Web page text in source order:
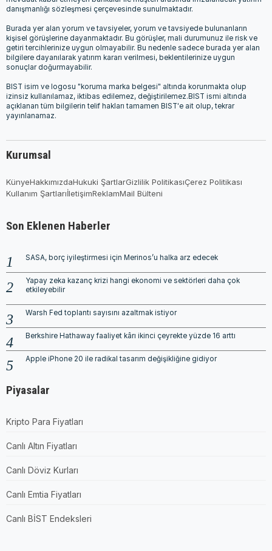
danışmanlığı sözleşmesi çerçevesinde sunulmaktadır.
Burada yer alan yorum ve tavsiyeler, yorum ve tavsiyede bulunanların
kişisel görüşlerine dayanmaktadır. Bu görüşler, mali durumunuz ile risk ve
getiri tercihlerinize uygun olmayabilir. Bu nedenle sadece burada yer alan
bilgilere dayanılarak yatırım kararı verilmesi, beklentilerinize uygun
sonuçlar doğurmayabilir.
BIST isim ve logosu "koruma marka belgesi" altında korunmakta olup
izinsiz kullanılamaz, iktibas edilemez, değiştirilemez.BIST ismi altında
açıklanan tüm bilgilerin telif hakları tamamen BIST'e ait olup, tekrar
yayınlanamaz.
Kurumsal
KünyeHakkımızdaHukuki ŞartlarGizlilik PolitikasıÇerez Politikası
Kullanım ŞartlarıİletişimReklamMail Bülteni
Son Eklenen Haberler
SASA, borç iyileştirmesi için Merinos’u halka arz edecek
Yapay zeka kazanç krizi hangi ekonomi ve sektörleri daha çok
etkileyebilir
Warsh Fed toplantı sayısını azaltmak istiyor
Berkshire Hathaway faaliyet kârı ikinci çeyrekte yüzde 16 arttı
Apple iPhone 20 ile radikal tasarım değişikliğine gidiyor
Piyasalar
Kripto Para Fiyatları
Canlı Altın Fiyatları
Canlı Döviz Kurları
Canlı Emtia Fiyatları
Canlı BİST Endeksleri